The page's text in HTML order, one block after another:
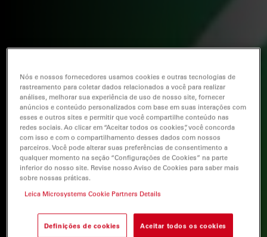
Nós e nossos fornecedores usamos cookies e outras tecnologias de
rastreamento para coletar dados relacionados a você para realizar
análises, melhorar sua experiência de uso de nosso site, fornecer
anúncios e conteúdo personalizados com base em suas interações com
esses e outros sites e permitir que você compartilhe conteúdo nas
redes sociais. Ao clicar em “Aceitar todos os cookies”, você concorda
com isso e com o compartilhamento desses dados com nossos
parceiros. Você pode alterar suas preferências de consentimento a
qualquer momento na seção “Configurações de Cookies” na parte
inferior do nosso site. Revise nosso Aviso de Cookies para saber mais
sobre nossas práticas.
Leica Microsystems Cookie Partners Details
Definições de cookies Aceitar todos os cookies